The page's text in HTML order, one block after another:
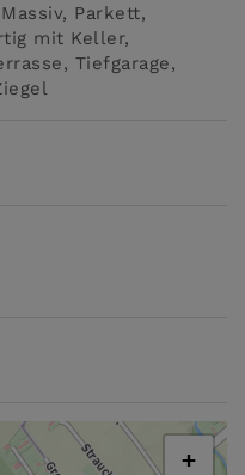
Massiv
Parkett
mit Keller
Tiefgarage
+